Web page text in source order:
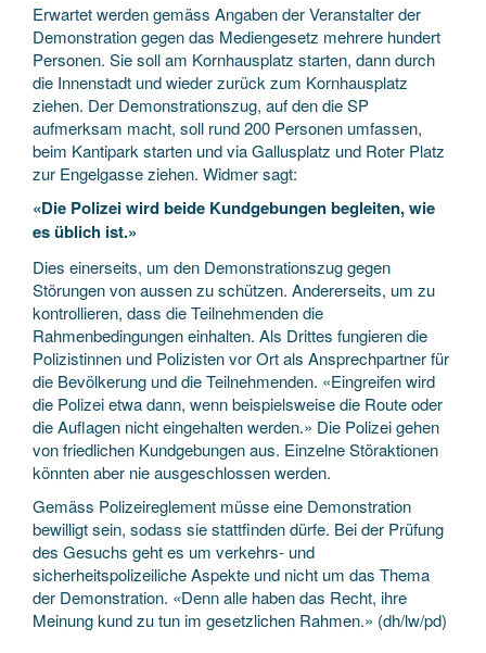
Erwartet werden gemäss Angaben der Veranstalter der
Demonstration gegen das Mediengesetz mehrere hundert
Personen. Sie soll am Kornhausplatz starten, dann durch
die Innenstadt und wieder zurück zum Kornhausplatz
ziehen. Der Demonstrationszug, auf den die SP
aufmerksam macht, soll rund 200 Personen umfassen,
beim Kantipark starten und via Gallusplatz und Roter Platz
zur Engelgasse ziehen. Widmer sagt:
«Die Polizei wird beide Kundgebungen begleiten, wie
es üblich ist.»
Dies einerseits, um den Demonstrationszug gegen
Störungen von aussen zu schützen. Andererseits, um zu
kontrollieren, dass die Teilnehmenden die
Rahmenbedingungen einhalten. Als Drittes fungieren die
Polizistinnen und Polizisten vor Ort als Ansprechpartner für
die Bevölkerung und die Teilnehmenden. «Eingreifen wird
die Polizei etwa dann, wenn beispielsweise die Route oder
die Auflagen nicht eingehalten werden.» Die Polizei gehen
von friedlichen Kundgebungen aus. Einzelne Störaktionen
könnten aber nie ausgeschlossen werden.
Gemäss Polizeireglement müsse eine Demonstration
bewilligt sein, sodass sie stattfinden dürfe. Bei der Prüfung
des Gesuchs geht es um verkehrs- und
sicherheitspolizeiliche Aspekte und nicht um das Thema
der Demonstration. «Denn alle haben das Recht, ihre
Meinung kund zu tun im gesetzlichen Rahmen.» (dh/lw/pd)